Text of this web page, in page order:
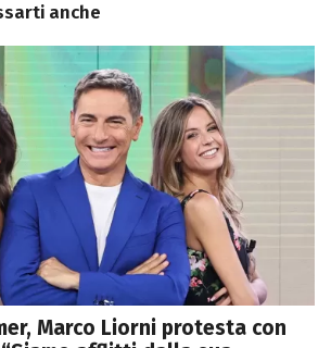
anche
Marco Liorni protesta con